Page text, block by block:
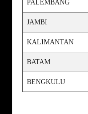
PALEMBANG
JAMBI
KALIMANTAN
BATAM
BENGKULU